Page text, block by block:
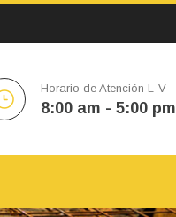
Horario de Atención L-V
8:00 am - 5:00 pm